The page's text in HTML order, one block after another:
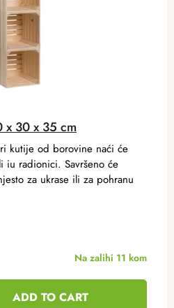
x 30 x 35 cm
Na zalihi 11 kom
ADD TO CART
kutije od borovine naći će
iu radionici. Savršeno će
za ukrase ili za pohranu